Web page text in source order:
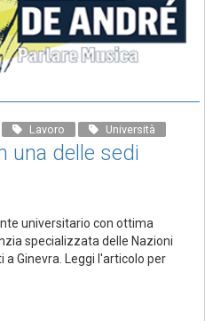
Lavoro Università
una delle sedi
universitario con ottima
specializzata delle Nazioni
Ginevra. Leggi l'articolo per